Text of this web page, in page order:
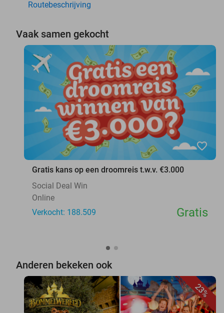
Routebeschrijving
Vaak samen gekocht
favorite_border
Gratis kans op een droomreis t.w.v. €3.000
Social Deal Win
Online
Verkocht: 188.509
Gratis
Anderen bekeken ook
23%